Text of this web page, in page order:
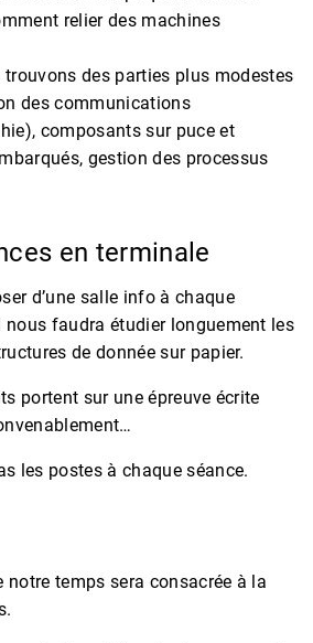
relier des machines
trouvons des parties plus modestes
des communications
composants sur puce et
gestion des processus
en terminale
d’une salle info à chaque
nous faudra étudier longuement les
de donnée sur papier.
portent sur une épreuve écrite
les postes à chaque séance.
notre temps sera consacrée à la